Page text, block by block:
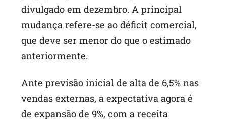
divulgado em dezembro. A principal
mudança refere-se ao déficit comercial,
que deve ser menor do que o estimado
anteriormente.
Ante previsão inicial de alta de 6,5% nas
vendas externas, a expectativa agora é
de expansão de 9%, com a receita